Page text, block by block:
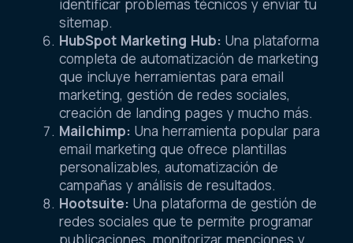
identificar problemas técnicos y enviar tu
sitemap.
HubSpot Marketing Hub: Una plataforma
completa de automatización de marketing
que incluye herramientas para email
marketing, gestión de redes sociales,
creación de landing pages y mucho más.
Mailchimp: Una herramienta popular para
email marketing que ofrece plantillas
personalizables, automatización de
campañas y análisis de resultados.
Hootsuite: Una plataforma de gestión de
redes sociales que te permite programar
publicaciones, monitorizar menciones y